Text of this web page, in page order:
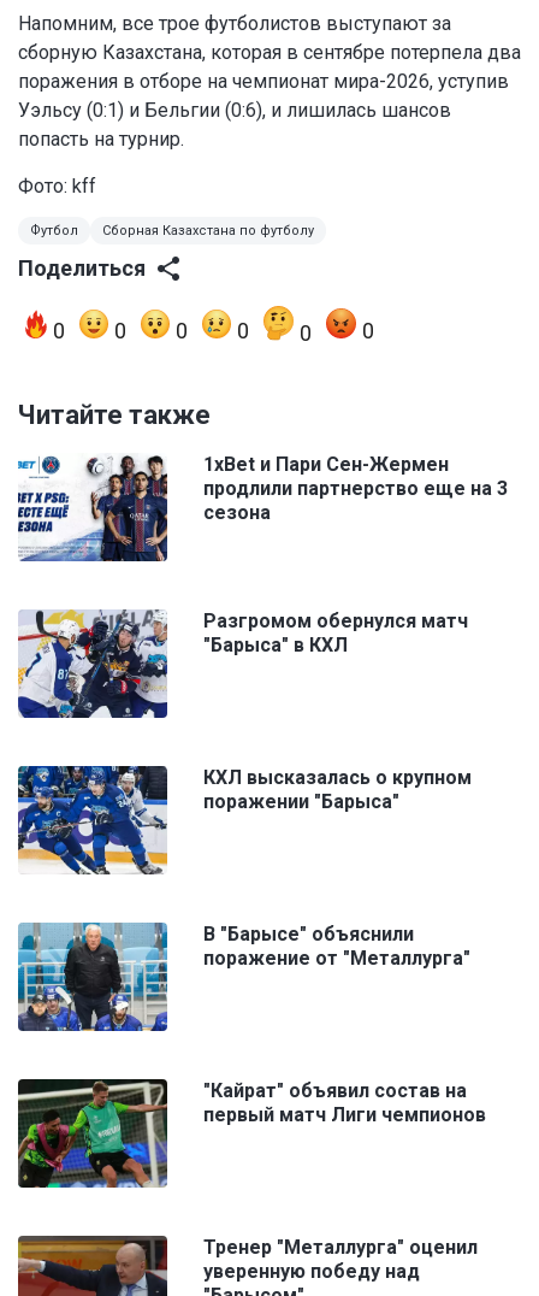
Напомним, все трое футболистов выступают за
сборную Казахстана, которая в сентябре потерпела два
поражения в отборе на чемпионат мира-2026, уступив
Уэльсу (0:1) и Бельгии (0:6), и лишилась шансов
попасть на турнир.
Фото: kff
Футбол Сборная Казахстана по футболу
Поделиться
0 0 0 0 0 0
Читайте также
1xBet и Пари Сен-Жермен
продлили партнерство еще на 3
сезона
Разгромом обернулся матч
"Барыса" в КХЛ
КХЛ высказалась о крупном
поражении "Барыса"
В "Барысе" объяснили
поражение от "Металлурга"
"Кайрат" объявил состав на
первый матч Лиги чемпионов
Тренер "Металлурга" оценил
уверенную победу над